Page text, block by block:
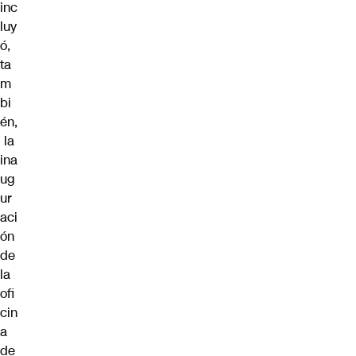
inc
luy
ó,
ta
m
bi
én,
la
ina
ug
ur
aci
ón
de
la
ofi
cin
a
de